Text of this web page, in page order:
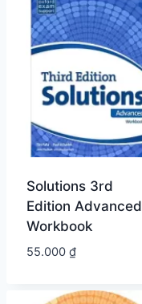
Solutions 3rd
Edition Advanced
Workbook
55.000 ₫